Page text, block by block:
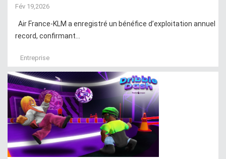
Fév 19,2026
Air France-KLM a enregistré un bénéfice d’exploitation annuel
record, confirmant...
Entreprise